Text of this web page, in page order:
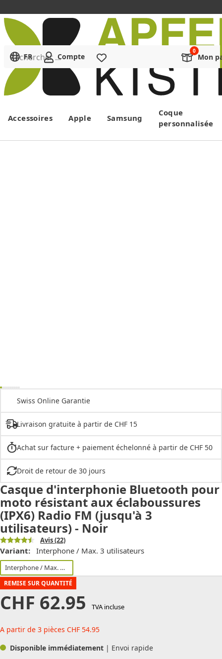
Menu
Rechercher ...
FR Compte Mon
Accessoires Apple Samsung
Coque
personnalisée
Swiss Online Garantie
Livraison gratuite à partir de CHF 15
Achat sur facture + paiement échelonné à partir de CHF 50
Droit de retour de 30 jours
Casque d'interphonie Bluetooth pour
moto résistant aux éclaboussures
(IPX6) Radio FM (jusqu'à 3
utilisateurs) - Noir
Avis(22)
Variant: Interphone / Max. 3 utilisateurs
Interphone / Max. 3 utilisateurs
REMISE SUR QUANTITÉ
CHF 62.95 TVA incluse
A partir de 3 pièces CHF 54.95
Disponible immédiatement | Envoi rapide